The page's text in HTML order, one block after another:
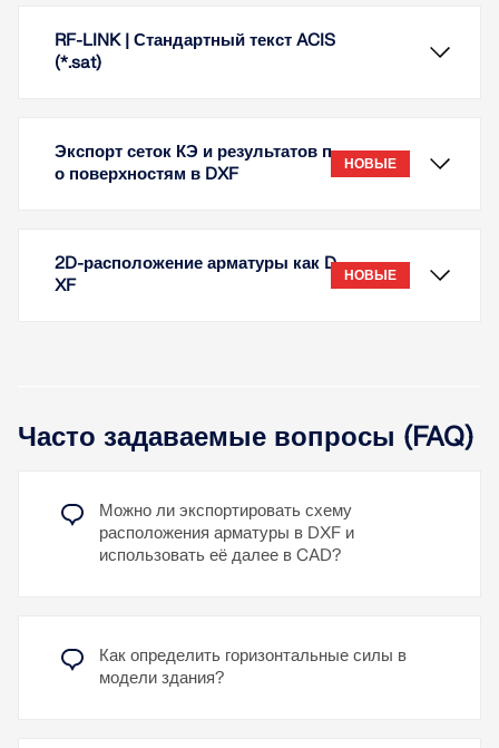
RF-LINK | Стандартный текст ACIS
(*.sat)
Формат файла ACIS SAT меньше других форматов
3D файлов, благодаря чему он значительно
ACIS 7.0.
Кроме того, формат SAT считается особенно
моделях SAT.
Экспорт сеток КЭ и результатов п
о поверхностям в DXF
НОВЫЕ
Для импорта и экспорта DXF используется gRPC
API. При экспорте поддерживаются следующие
опции:
Результаты на поверхностях как Изолинии/
Изоповерхности/Траектории
2D-расположение арматуры как D
XF
НОВЫЕ
вас есть возможность сохранить 2D-геометрию
схемы армирования в виде файла DXF.
Часто задаваемые вопросы (FAQ)
Можно ли экспортировать схему
расположения арматуры в DXF и
использовать её далее в CAD?
Как определить горизонтальные силы в
модели здания?